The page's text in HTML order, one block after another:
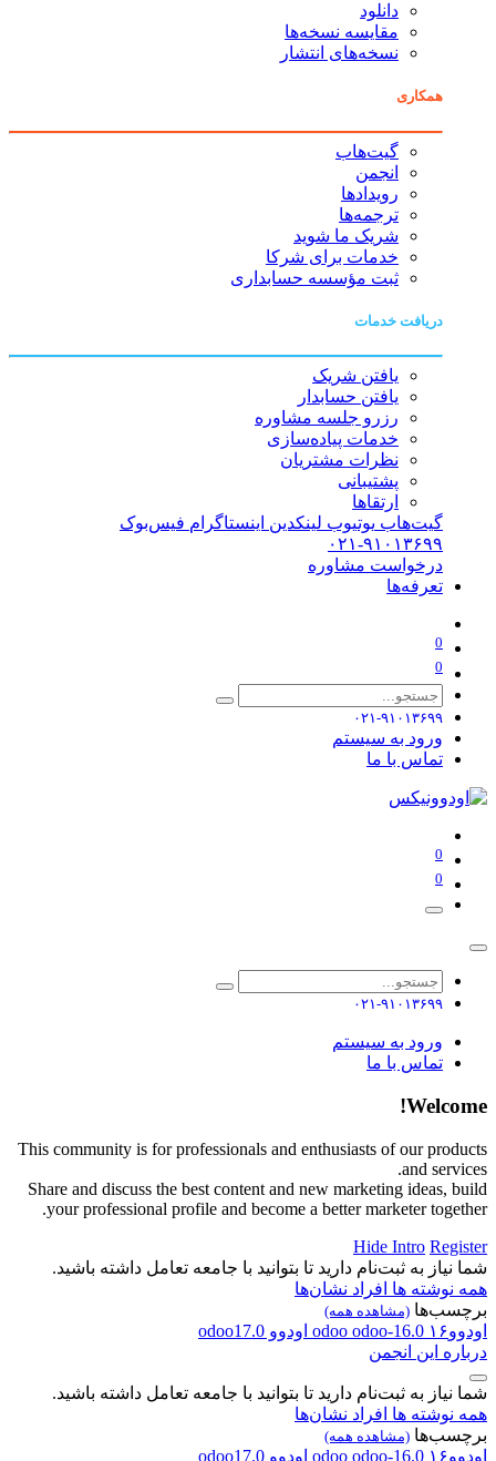
دانلود
مقایسه نسخه‌ها
نسخه‌های انتشار
همکاری
گیت‌هاب
انجمن
رویدادها
ترجمه‌ها
شریک ما شوید
خدمات برای شرکا
ثبت مؤسسه حسابداری
دریافت خدمات
یافتن شریک
یافتن حسابدار
رزرو جلسه مشاوره
خدمات پیاده‌سازی
نظرات مشتریان
پشتیبانی
ارتقاها
گیت‌هاب یوتیوب لینکدین اینستاگرام فیس‌بوک
۰۲۱-۹۱۰۱۳۶۹۹
درخواست مشاوره
تعرفه‌ها
0
0
۰۲۱-۹۱۰۱۳۶۹۹
ورود به سیستم
تماس با ما
0
0
۰۲۱-۹۱۰۱۳۶۹۹
ورود به سیستم
تماس با ما
Welcome!
This community is for professionals and enthusiasts of our products
and services.
Share and discuss the best content and new marketing ideas, build
your professional profile and become a better marketer together.
Hide Intro Register
شما نیاز به ثبت‌نام دارید تا بتوانید با جامعه تعامل داشته باشید.
همه نوشته ها افراد نشان‌ها
برچسب‌ها (مشاهده همه)
اودوو۱۶ odoo odoo-16.0 اودوو odoo17.0
درباره این انجمن
شما نیاز به ثبت‌نام دارید تا بتوانید با جامعه تعامل داشته باشید.
همه نوشته ها افراد نشان‌ها
برچسب‌ها (مشاهده همه)
اودوو۱۶ odoo odoo-16.0 اودوو odoo17.0